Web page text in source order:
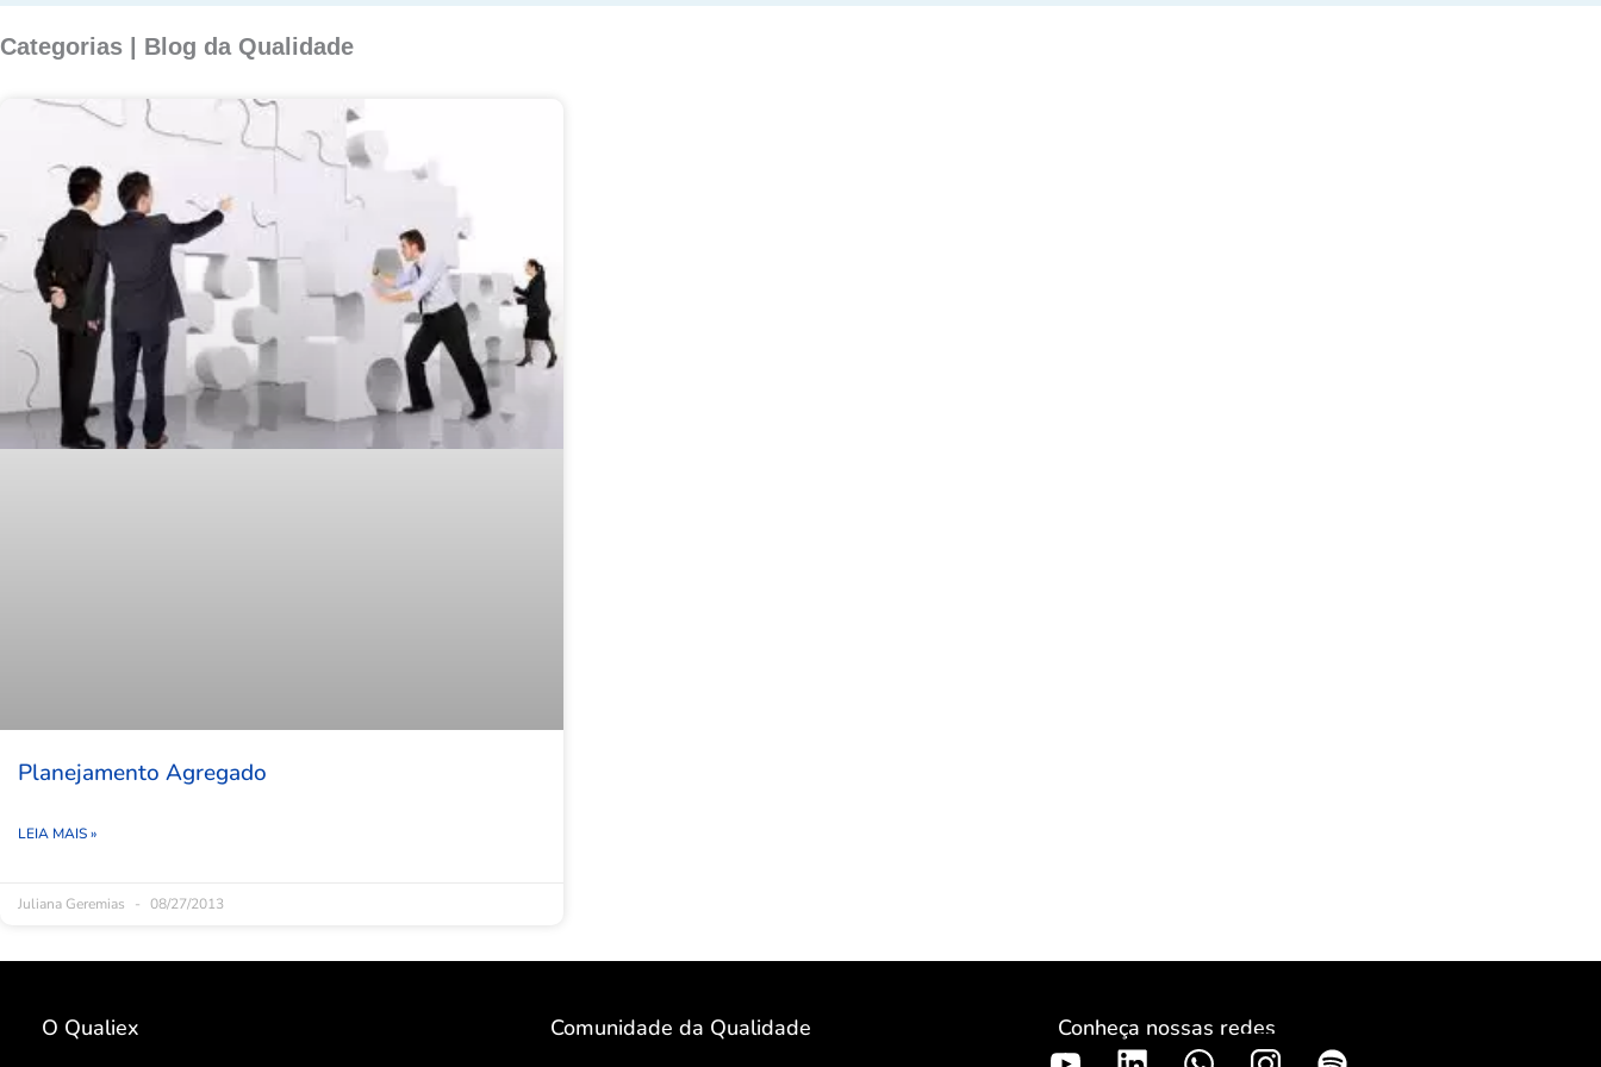
Categorias | Blog da Qualidade
Planejamento Agregado
LEIA MAIS »
Juliana Geremias 08/27/2013
O Qualiex Comunidade da Qualidade Conheça nossas redes